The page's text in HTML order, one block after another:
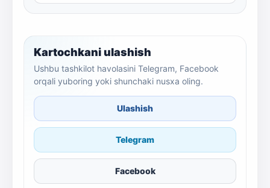
Kartochkani ulashish
Ushbu tashkilot havolasini Telegram, Facebook
orqali yuboring yoki shunchaki nusxa oling.
Ulashish
Telegram
Facebook